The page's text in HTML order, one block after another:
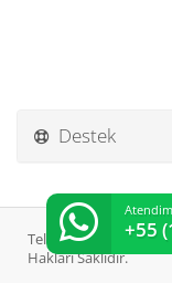
Destek
Telif hakkı © 2026
Hakları Saklıdır.
+55